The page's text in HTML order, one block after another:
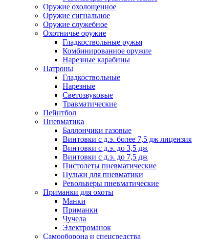
Оружие охолощенное
Оружие сигнальное
Оружие служебное
Охотничье оружие
Гладкоствольные ружья
Комбинированное оружие
Нарезные карабины
Патроны
Гладкоствольные
Нарезные
Светозвуковые
Травматические
Пейнтбол
Пневматика
Баллончики газовые
Винтовки с д.э. более 7,5 дж лицензия
Винтовки с д.э. до 3,5 дж
Винтовки с д.э. до 7,5 дж
Пистолеты пневматические
Пульки для пневматики
Револьверы пневматические
Приманки для охоты
Манки
Приманки
Чучела
Электроманок
Самооборона и спецсредства